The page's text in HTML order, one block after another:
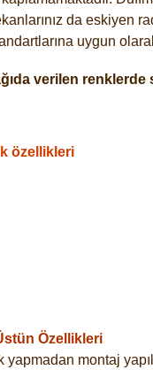
da
uygun
verilen
özellikleri
Özellikleri
montaj